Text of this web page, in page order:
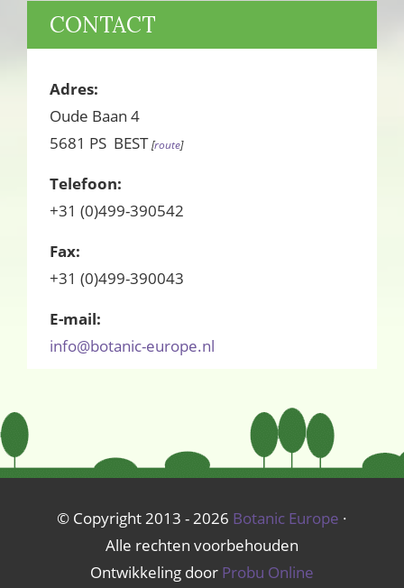
PRIMAIRE
SIDEBAR
CONTACT
Adres:
Oude Baan 4
5681 PS BEST[route]
Telefoon:
+31 (0)499-390542
Fax:
+31 (0)499-390043
E-mail:
info@botanic-europe.nl
© Copyright 2013 - 2026 Botanic Europe ·
Alle rechten voorbehouden
Ontwikkeling door Probu Online